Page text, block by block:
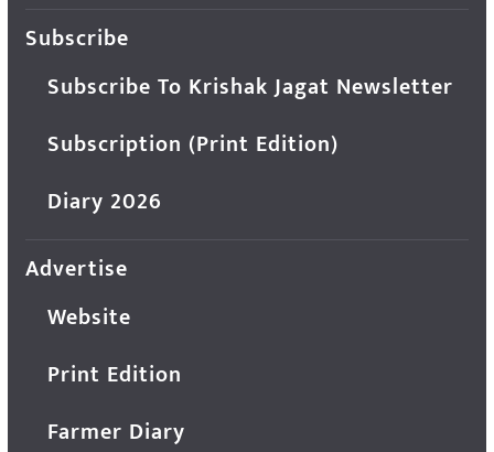
Subscribe
Subscribe To Krishak Jagat Newsletter
Subscription (Print Edition)
Diary 2026
Advertise
Website
Print Edition
Farmer Diary